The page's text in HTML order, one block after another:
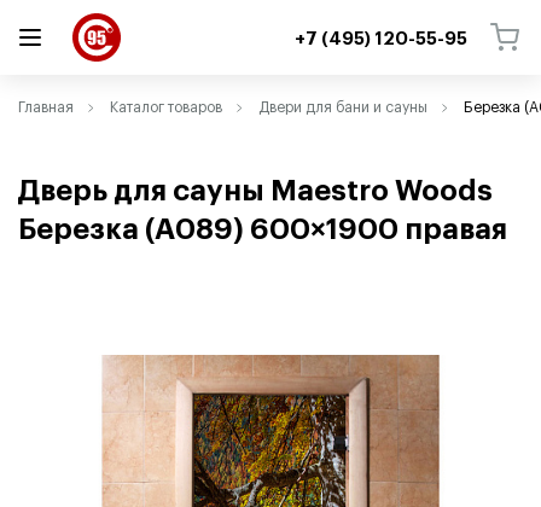
+7 (495) 120-55-95
Главная Каталог товаров Двери для бани и сауны Березка
Дверь для сауны Maestro Woods
Березка (A089) 600×1900 правая
ВЕРНУТЬСЯ
ВЕРНУТЬСЯ